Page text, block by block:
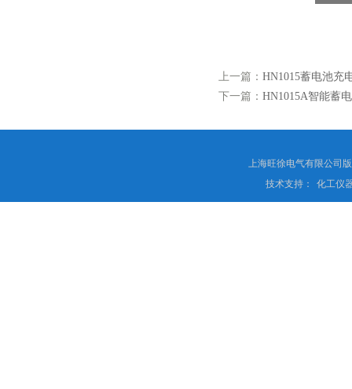
上一篇： HN1015蓄电池充
下一篇： HN1015A智能蓄
上海旺徐电气有限公司
技术支持：
化工仪